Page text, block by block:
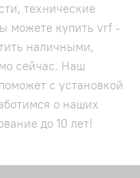
технические
можете купить vrf -
наличными,
сейчас. Наш
с установкой
о наших
до 10 лет!